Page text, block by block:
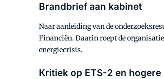
Brandbrief aan kabinet
Naar aanleiding van de
Financiën. Daarin roept de
energiecrisis.
Kritiek op ETS-2 en